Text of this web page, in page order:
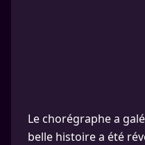
Le chorégraphe a
belle histoire a été